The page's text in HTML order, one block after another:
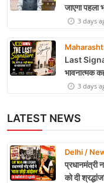
जाएगा पहला
3 days
Last
भावनात्मक
3 days
LATEST NEWS
Delhi /
प्रधानमंत्री
को दी